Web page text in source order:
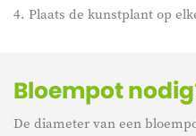
Bloempot
De diameter van een
4. Plaats de kunstplant op